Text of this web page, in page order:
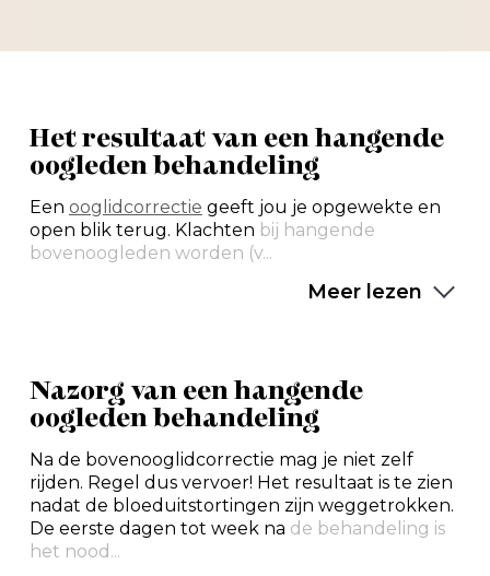
Het resultaat van een hangende
oogleden behandeling
Een ooglidcorrectie geeft jou je opgewekte en
open blik terug. Klachten bij hangende
bovenoogleden worden (v...
Meer lezen
Nazorg van een hangende
oogleden behandeling
Na de bovenooglidcorrectie mag je niet zelf
rijden. Regel dus vervoer! Het resultaat is te zien
nadat de bloeduitstortingen zijn weggetrokken.
De eerste dagen tot week na de behandeling is
het nood...